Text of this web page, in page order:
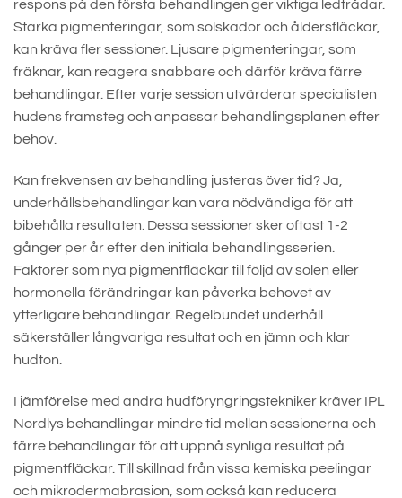
respons på den första behandlingen ger viktiga ledtrådar.
Starka pigmenteringar, som solskador och åldersfläckar,
kan kräva fler sessioner. Ljusare pigmenteringar, som
fräknar, kan reagera snabbare och därför kräva färre
behandlingar. Efter varje session utvärderar specialisten
hudens framsteg och anpassar behandlingsplanen efter
behov.
Kan frekvensen av behandling justeras över tid? Ja,
underhållsbehandlingar kan vara nödvändiga för att
bibehålla resultaten. Dessa sessioner sker oftast 1-2
gånger per år efter den initiala behandlingsserien.
Faktorer som nya pigmentfläckar till följd av solen eller
hormonella förändringar kan påverka behovet av
ytterligare behandlingar. Regelbundet underhåll
säkerställer långvariga resultat och en jämn och klar
hudton.
I jämförelse med andra hudföryngringstekniker kräver IPL
Nordlys behandlingar mindre tid mellan sessionerna och
färre behandlingar för att uppnå synliga resultat på
pigmentfläckar. Till skillnad från vissa kemiska peelingar
och mikrodermabrasion, som också kan reducera